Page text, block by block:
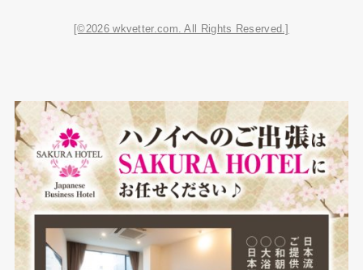
[©2026 wkvetter.com. All Rights Reserved.]